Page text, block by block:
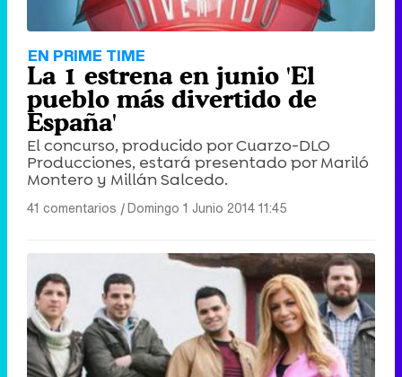
EN PRIME TIME
La 1 estrena en junio 'El
pueblo más divertido de
España'
El concurso, producido por Cuarzo-DLO
Producciones, estará presentado por Mariló
Montero y Millán Salcedo.
41 comentarios |Domingo 1 Junio 2014 11:45